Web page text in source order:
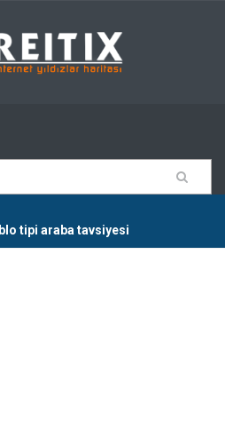
tipi araba tavsiyesi